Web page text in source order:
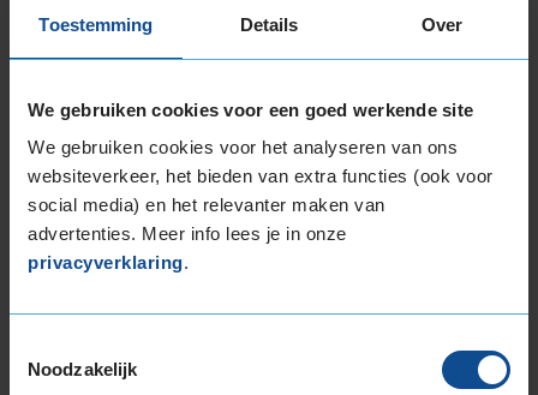
Toestemming Details Over
We gebruiken cookies voor een goed werkende site
We gebruiken cookies voor het analyseren van ons
websiteverkeer, het bieden van extra functies (ook voor
social media) en het relevanter maken van
advertenties. Meer info lees je in onze
privacyverklaring.
Noodzakelijk
Item
3
Beschikbare bandenmaten
18-inch banden
215/40R18 89Y EXTRALOAD
225/50R18 99W EXTRALOAD